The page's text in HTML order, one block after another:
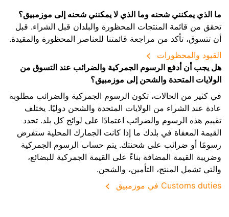
ما الذي يمكنني شحنه وما الذي لا يمكنني شحنه إلى موزمبيق؟
تحقق من قائمة المنتجات المحظورة والبلدان قبل الشراء. قبل
أن تتسوق، تأكد من مراجعة قائمتنا للعناصر المحظورة والمقيدة.
القيود والمحظورات
هل يجب أن أدفع الرسوم الجمركية والضرائب عند التسوق من
الولايات المتحدة والشحن إلى موزمبيق؟
في كثير من الحالات، تكون الرسوم الجمركية والضرائب مطلوبة
عادة عند الشراء من الولايات المتحدة والشحن دوليًا. يختلف
تقييم هذه الرسوم والضرائب اعتمادًا على لوائح كل بلد. تحدد
القيمة المعفاة في بلدك ما إذا كانت الجمارك المحلية ستفرض
رسومًا أو ضرائب على شحنتك. يتم حساب الرسوم الجمركية
وضريبة القيمة المضافة بناءً على القيمة الجمركية للبضائع،
والتي تشمل المنتج، التأمين، والشحن.
Customs duties في موزمبيق